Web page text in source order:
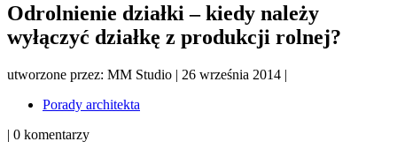
Odrolnienie działki – kiedy należy
wyłączyć działkę z produkcji rolnej?
utworzone przez: MM Studio | 26 września 2014 |
Porady architekta
| 0 komentarzy